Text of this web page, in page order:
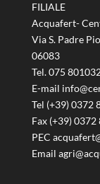
FILIALE
Acquafert-
Via S. Padre
06083
Tel. 075
E-mail
Tel (+39) 0372
Fax (+39)
PEC
Email